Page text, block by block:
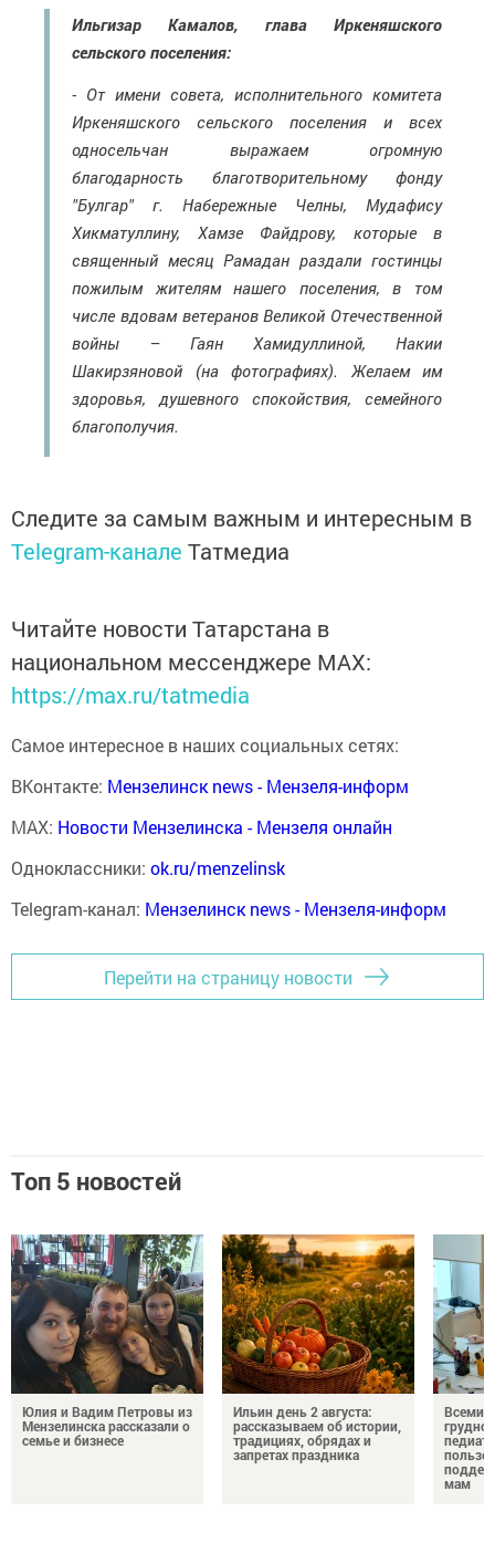
Ильгизар Камалов, глава Иркеняшского
сельского поселения:
- От имени совета, исполнительного комитета
Иркеняшского сельского поселения и всех
односельчан выражаем огромную
благодарность благотворительному фонду
"Булгар" г. Набережные Челны, Мудафису
Хикматуллину, Хамзе Файдрову, которые в
священный месяц Рамадан раздали гостинцы
пожилым жителям нашего поселения, в том
числе вдовам ветеранов Великой Отечественной
войны – Гаян Хамидуллиной, Накии
Шакирзяновой (на фотографиях). Желаем им
здоровья, душевного спокойствия, семейного
благополучия.
Следите за самым важным и интересным в
Telegram-канале Татмедиа
Читайте новости Татарстана в
национальном мессенджере MАХ:
https://max.ru/tatmedia
Самое интересное в наших социальных сетях:
ВКонтакте: Мензелинск news - Мензеля-информ
MAX: Новости Мензелинска - Мензеля онлайн
Одноклассники: ok.ru/menzelinsk
Telegram-канал: Мензелинск news - Мензеля-информ
Перейти на страницу новости
Топ 5 новостей
Юлия и Вадим Петровы из
Мензелинска рассказали о
семье и бизнесе
Ильин день 2 августа:
рассказываем об истории,
традициях, обрядах и
запретах праздника
пользе
мам